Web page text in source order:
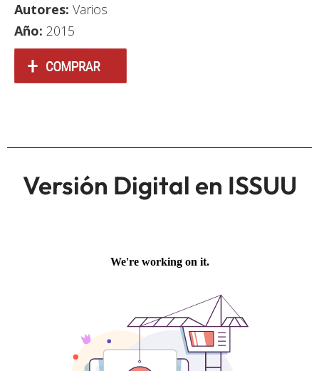
Autores: Varios
Año: 2015
Versión Digital en ISSUU